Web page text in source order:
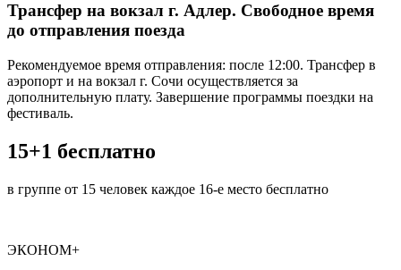
Трансфер на вокзал г. Адлер. Свободное время
до отправления поезда
Рекомендуемое время отправления: после 12:00. Трансфер в
аэропорт и на вокзал г. Сочи осуществляется за
дополнительную плату. Завершение программы поездки на
фестиваль.
15+1 бесплатно
в группе от 15 человек каждое 16-е место бесплатно
ЭКОНОМ+